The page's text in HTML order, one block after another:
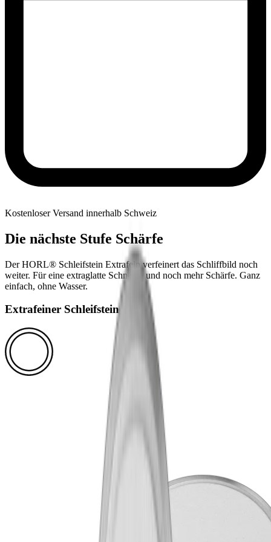
Kostenloser Versand innerhalb Schweiz
Die nächste Stufe Schärfe
Der HORL® Schleifstein Extrafein verfeinert das Schliffbild noch
weiter. Für eine extraglatte Schneide und noch mehr Schärfe. Ganz
einfach, ohne Wasser.
Extrafeiner Schleifstein